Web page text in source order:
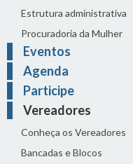
Estrutura administrativa
Procuradoria da Mulher
Eventos
Agenda
Participe
Vereadores
Conheça os Vereadores
Bancadas e Blocos